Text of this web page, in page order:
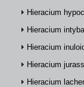
Hieracium
Hieracium
Hieracium
Hieracium
Hieracium